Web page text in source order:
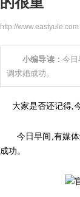
http://www.eastyule.com
小编导读： 今日
调求婚成功。
大家是否还记得,今
今日早间,有媒
成功。